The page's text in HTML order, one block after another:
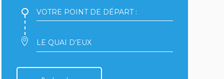
Votre
point
:Votre
point